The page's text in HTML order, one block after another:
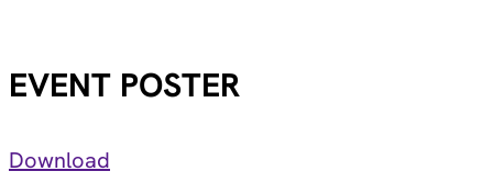
EVENT POSTER
Download